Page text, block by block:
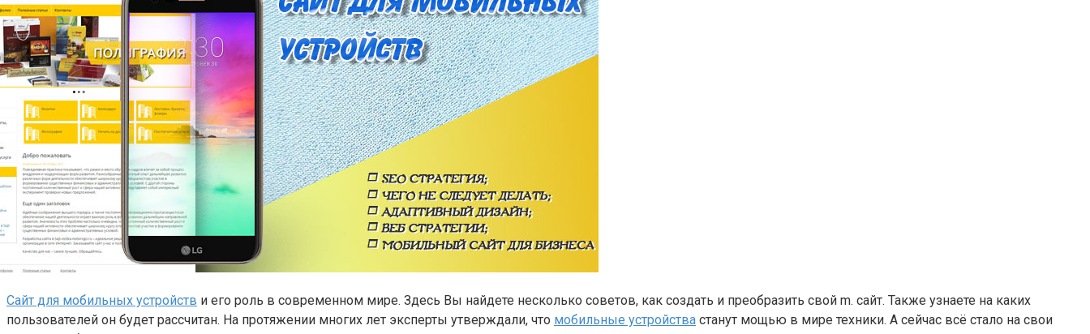
Сайт для мобильных устройств и его роль в современном мире. Здесь Вы найдете несколько советов, как создать и преобразить свой m. сайт. Также узнаете на каких
пользователей он будет рассчитан. На протяжении многих лет эксперты утверждали, что мобильные устройства станут мощью в мире техники. А сейчас всё стало на свои